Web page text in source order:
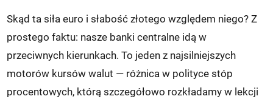
Skąd ta siła euro i słabość złotego względem niego? Z
prostego faktu: nasze banki centralne idą w
przeciwnych kierunkach. To jeden z najsilniejszych
motorów kursów walut — różnica w polityce stóp
procentowych, którą szczegółowo rozkładamy w lekcji